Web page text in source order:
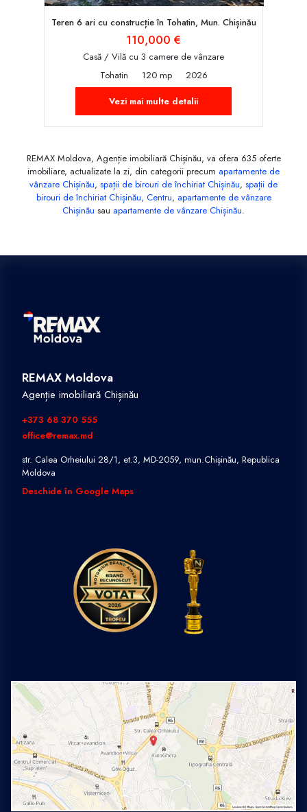
Teren 6 ari cu construcție în Tohatin, Mun. Chișinău
110,000 €
Casă / Vilă cu 3 camere de vânzare
Tohatin
120 mp
2026
Vezi mai multe detalii
REMAX Moldova, Agenție imobiliară Chișinău, va ofera 635 oferte
imobiliare, actualizate la zi, din categorii precum apartamente de
vânzare Chișinău, spații de birouri de închiriat Chișinău, spații de
birouri de închiriat Chișinău, Centru, apartamente de vânzare
Chișinău sau apartamente de vânzare Chișinău.
REMAX Moldova
Agenție imobiliară Chișinău
+373 68 370 555
office@remax.md
str. Calea Orheiului 28/1, et.3, MD-2059, mun.Chișinău, Republica
Moldova
Deschide în Google Maps